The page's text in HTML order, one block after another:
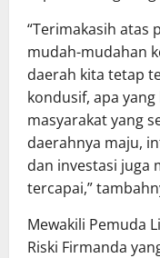
“Terimakasih atas
mudah-mudahan
daerah kita tetap
kondusif, apa
masyarakat yang
daerahnya maju,
dan investasi juga
tercapai,”
Mewakili Pemuda
Riski Firmanda